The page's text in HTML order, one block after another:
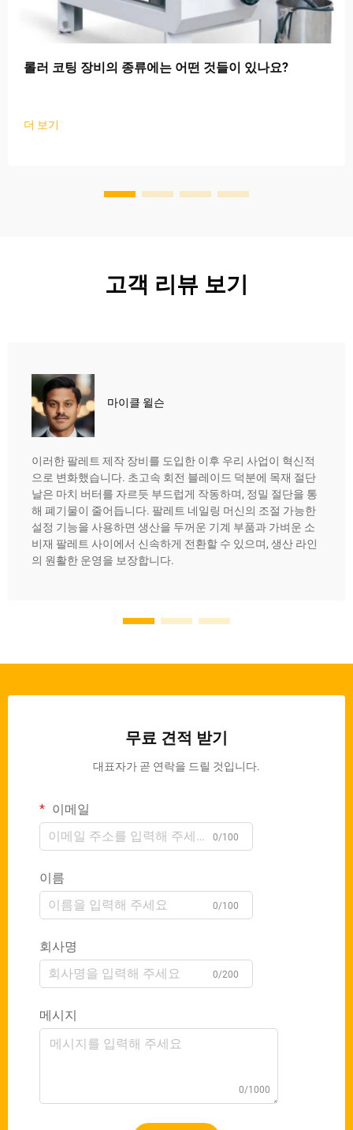
롤러 코팅 장비의 종류에는 어떤 것들이 있나요?
더 보기
고객 리뷰 보기
마이클 윌슨
이러한 팔레트 제작 장비를 도입한 이후 우리 사업이 혁신적
으로 변화했습니다. 초고속 회전 블레이드 덕분에 목재 절단
날은 마치 버터를 자르듯 부드럽게 작동하며, 정밀 절단을 통
해 폐기물이 줄어듭니다. 팔레트 네일링 머신의 조절 가능한
설정 기능을 사용하면 생산을 두꺼운 기계 부품과 가벼운 소
비재 팔레트 사이에서 신속하게 전환할 수 있으며, 생산 라인
의 원활한 운영을 보장합니다.
무료 견적 받기
대표자가 곧 연락을 드릴 것입니다.
이메일
0/100
이름
0/100
회사명
0/200
메시지
0/1000